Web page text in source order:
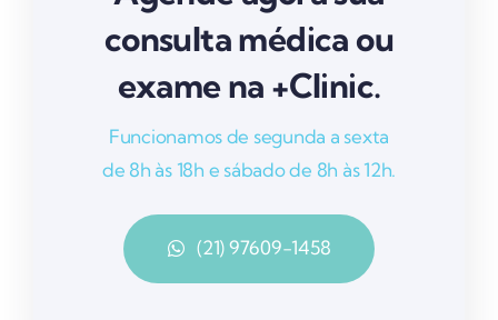
consulta médica ou
exame na +Clinic.
Funcionamos de segunda a sexta
de 8h às 18h e sábado de 8h às 12h.
(21) 97609-1458